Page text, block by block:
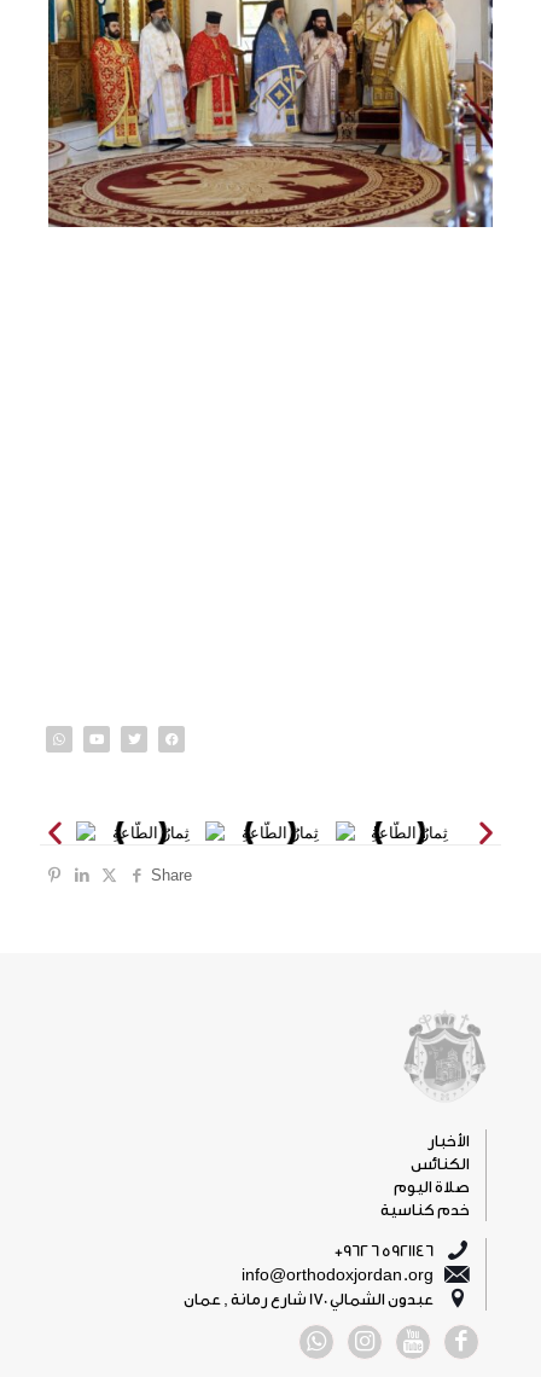
Share
الأخبار
الكنائس
صلاة اليوم
خدم كناسية
5921146 6 962+
info@orthodoxjordan.org
عبدون الشمالي 170 شارع رمانة , عمان